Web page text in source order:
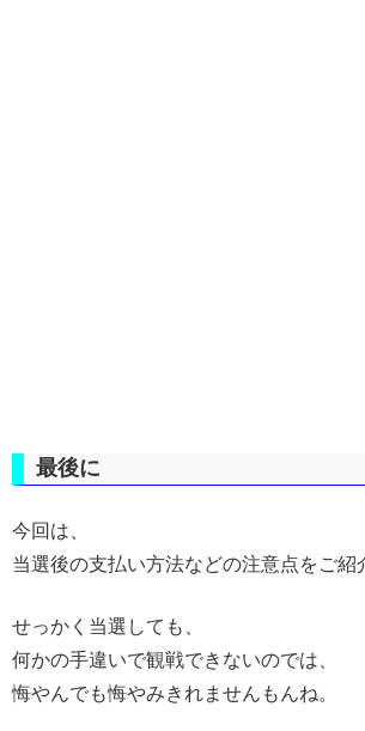
最後に
今回は、
当選後の支払い方法などの注意点をご紹
せっかく当選しても、
何かの手違いで観戦できないのでは、
悔やんでも悔やみきれませんもんね。